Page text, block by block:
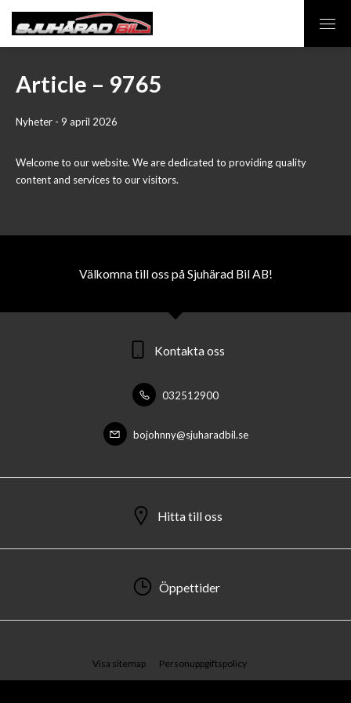
Article – 9765
Nyheter - 9 april 2026
Welcome to our website. We are dedicated to providing quality
content and services to our visitors.
Välkomna till oss på Sjuhärad Bil AB!
Kontakta oss
032512900
bojohnny@sjuharadbil.se
Hitta till oss
Öppettider
Visa sitemap Personuppgiftspolicy